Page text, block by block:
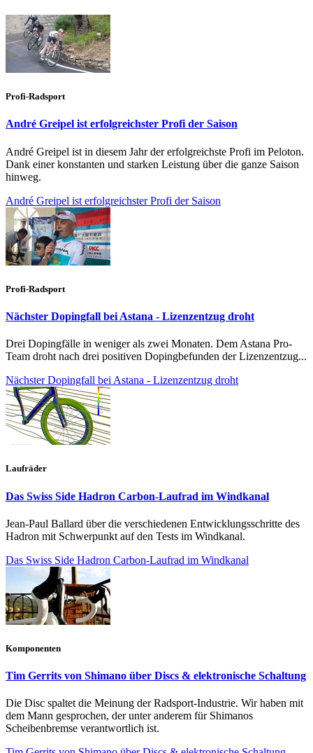
Profi-Radsport
André Greipel ist erfolgreichster Profi der Saison
André Greipel ist in diesem Jahr der erfolgreichste Profi im Peloton.
Dank einer konstanten und starken Leistung über die ganze Saison
hinweg.
André Greipel ist erfolgreichster Profi der Saison
Profi-Radsport
Nächster Dopingfall bei Astana - Lizenzentzug droht
Drei Dopingfälle in weniger als zwei Monaten. Dem Astana Pro-
Team droht nach drei positiven Dopingbefunden der Lizenzentzug...
Nächster Dopingfall bei Astana - Lizenzentzug droht
Laufräder
Das Swiss Side Hadron Carbon-Laufrad im Windkanal
Jean-Paul Ballard über die verschiedenen Entwicklungsschritte des
Hadron mit Schwerpunkt auf den Tests im Windkanal.
Das Swiss Side Hadron Carbon-Laufrad im Windkanal
Komponenten
Tim Gerrits von Shimano über Discs & elektronische Schaltung
Die Disc spaltet die Meinung der Radsport-Industrie. Wir haben mit
dem Mann gesprochen, der unter anderem für Shimanos
Scheibenbremse verantwortlich ist.